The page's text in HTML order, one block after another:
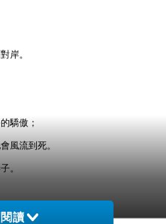
岸。
驕傲；
風流到死。
。
讀